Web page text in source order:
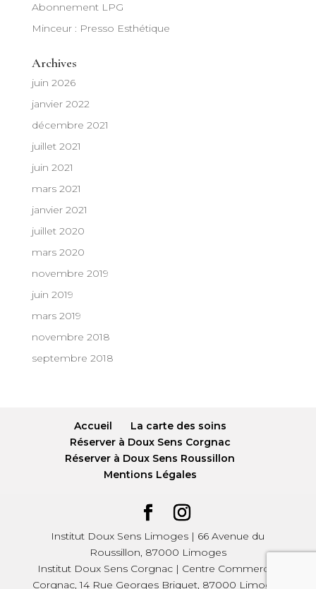
Abonnement LPG
Minceur : Presso Esthétique
Archives
juin 2026
janvier 2022
décembre 2021
juillet 2021
juin 2021
mars 2021
janvier 2021
juillet 2020
mars 2020
novembre 2019
juin 2019
mars 2019
novembre 2018
septembre 2018
Accueil
La carte des soins
Réserver à Doux Sens Corgnac
Réserver à Doux Sens Roussillon
Mentions Légales
Institut Doux Sens Limoges | 66 Avenue du
Roussillon, 87000 Limoges
Institut Doux Sens Corgnac | Centre Commercial
Corgnac, 14 Rue Georges Briquet, 87000 Limoges